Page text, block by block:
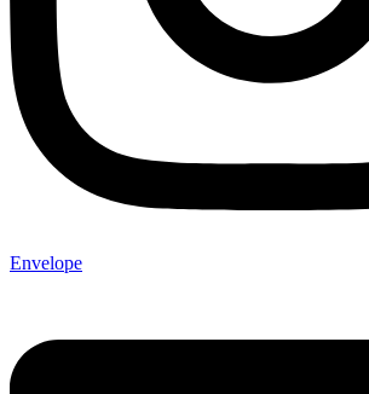
Envelope